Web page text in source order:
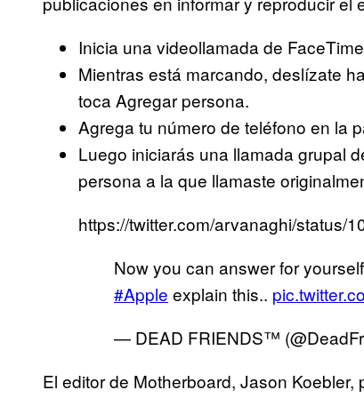
Inicia una videollamada de
Mientras está marcando, deslízate
toca Agregar persona.
Agrega tu número de teléfono en la
Luego iniciarás una llamada grupal
persona a la que llamaste
https://twitter.com/arvanaghi/status/
Now you can answer for
#Apple explain this..
— DEAD FRIENDS™
El editor de Motherboard, Jason